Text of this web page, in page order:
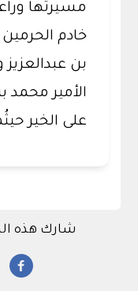
مسيرتها
خادم
بن
الأمير
على الخير
شارك هذه